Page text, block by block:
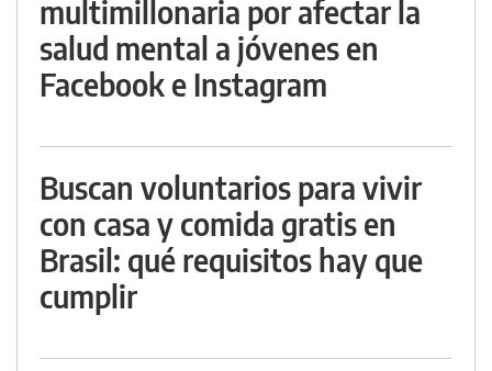
multimillonaria por afectar la
salud mental a jóvenes en
Facebook e Instagram
Buscan voluntarios para vivir
con casa y comida gratis en
Brasil: qué requisitos hay que
cumplir